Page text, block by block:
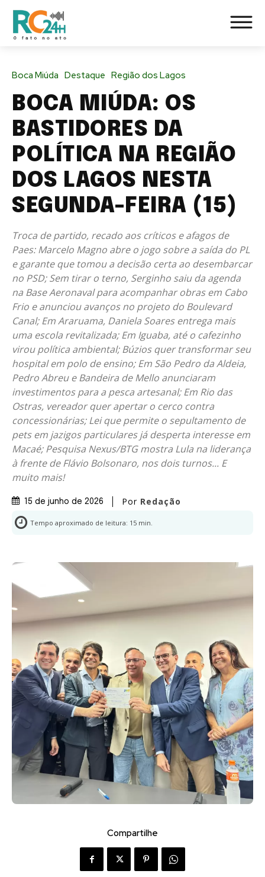
Boca Miúda Destaque Região dos Lagos
BOCA MIÚDA: OS
BASTIDORES DA
POLÍTICA NA REGIÃO
DOS LAGOS NESTA
SEGUNDA-FEIRA (15)
Troca de partido, recado aos críticos e afagos de
Paes: Marcelo Magno abre o jogo sobre a saída do PL
e garante que tomou a decisão certa ao desembarcar
no PSD; Sem tirar o terno, Serginho saiu da agenda
na Base Aeronaval para acompanhar obras em Cabo
Frio e anunciou avanços no projeto do Boulevard
Canal; Em Araruama, Daniela Soares entrega mais
uma escola revitalizada; Em Iguaba, até o cafezinho
virou política ambiental; Búzios quer transformar seu
hospital em polo de ensino; Em São Pedro da Aldeia,
Pedro Abreu e Bandeira de Mello anunciaram
investimentos para a pesca artesanal; Em Rio das
Ostras, vereador quer apertar o cerco contra
concessionárias; Lei que permite o sepultamento de
pets em jazigos particulares já desperta interesse em
Macaé; Pesquisa Nexus/BTG mostra Lula na liderança
à frente de Flávio Bolsonaro, nos dois turnos... E
muito mais!
15 de junho de 2026 Por Redação
Tempo aproximado de leitura: 15 min.
Compartilhe